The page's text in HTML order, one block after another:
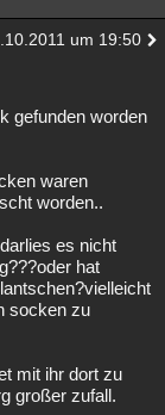
um 19:50
gefunden worden
waren
worden..
es nicht
hat
socken zu
mit ihr dort zu
großer zufall.